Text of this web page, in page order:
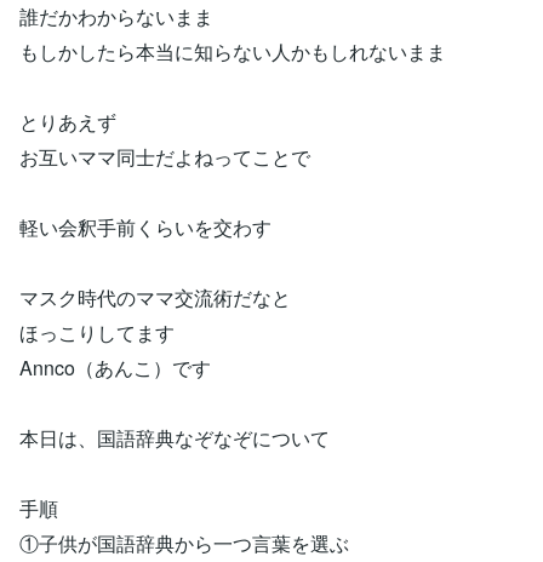
誰だかわからないまま
もしかしたら本当に知らない人かもしれないまま
とりあえず
お互いママ同士だよねってことで
軽い会釈手前くらいを交わす
マスク時代のママ交流術だなと
ほっこりしてます
Annco（あんこ）です
本日は、国語辞典なぞなぞについて
手順
①子供が国語辞典から一つ言葉を選ぶ